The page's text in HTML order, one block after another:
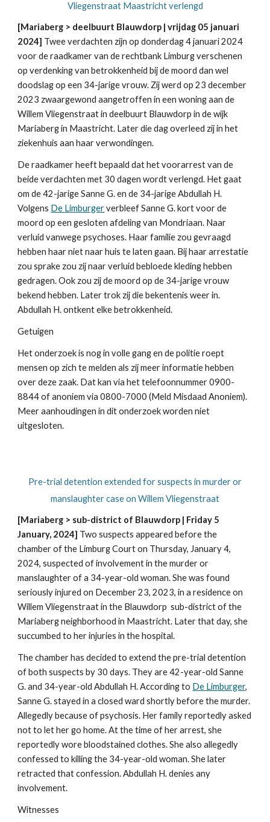
Vliegenstraat Maastricht verlengd
[Mariaberg > deelbuurt Blauwdorp | vrijdag 05 januari
2024] Twee verdachten zijn op donderdag 4 januari 2024
voor de raadkamer van de rechtbank Limburg verschenen
op verdenking van betrokkenheid bij de moord dan wel
doodslag op een 34-jarige vrouw. Zij werd op 23 december
2023 zwaargewond aangetroffen in een woning aan de
Willem Vliegenstraat in deelbuurt Blauwdorp in de wijk
Mariaberg in Maastricht. Later die dag overleed zij in het
ziekenhuis aan haar verwondingen.
De raadkamer heeft bepaald dat het voorarrest van de
beide verdachten met 30 dagen wordt verlengd. Het gaat
om de 42-jarige Sanne G. en de 34-jarige Abdullah H.
Volgens De Limburgerverbleef Sanne G. kort voor de
moord op een gesloten afdeling van Mondriaan. Naar
verluid vanwege psychoses. Haar familie zou gevraagd
hebben haar niet naar huis te laten gaan. Bij haar arrestatie
zou sprake zou zij naar verluid bebloede kleding hebben
gedragen. Ook zou zij de moord op de 34-jarige vrouw
bekend hebben. Later trok zij die bekentenis weer in.
Abdullah H. ontkent elke betrokkenheid.
Getuigen
Het onderzoek is nog in volle gang en de politie roept
mensen op zich te melden als zij meer informatie hebben
over deze zaak. Dat kan via het telefoonnummer 0900-
8844 of anoniem via 0800-7000 (Meld Misdaad Anoniem).
Meer aanhoudingen in dit onderzoek worden niet
uitgesloten.
Pre-trial detention extended for suspects in murder or
manslaughter case on Willem Vliegenstraat
[Mariaberg > sub-district of Blauwdorp | Friday 5
January, 2024] Two suspects appeared before the
chamber of the Limburg Court on Thursday, January 4,
2024, suspected of involvement in the murder or
manslaughter of a 34-year-old woman. She was found
seriously injured on December 23, 2023, in a residence on
Willem Vliegenstraat in the Blauwdorp sub-district of the
Mariaberg neighborhood in Maastricht. Later that day, she
succumbed to her injuries in the hospital.
The chamber has decided to extend the pre-trial detention
of both suspects by 30 days. They are 42-year-old Sanne
G. and 34-year-old Abdullah H. According to De Limburger,
Sanne G. stayed in a closed ward shortly before the murder.
Allegedly because of psychosis. Her family reportedly asked
not to let her go home. At the time of her arrest, she
reportedly wore bloodstained clothes. She also allegedly
confessed to killing the 34-year-old woman. She later
retracted that confession. Abdullah H. denies any
involvement.
Witnesses